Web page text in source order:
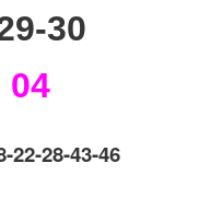
30
04
22-28-43-46